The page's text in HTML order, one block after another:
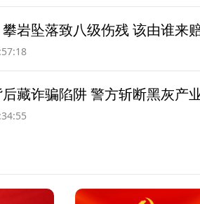
岩坠落致八级伤残 该由谁来
藏诈骗陷阱 警方斩断黑灰产